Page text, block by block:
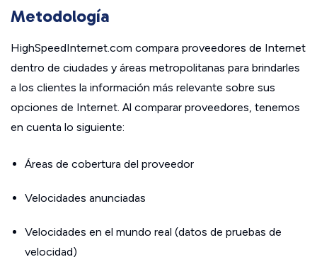
Metodología
HighSpeedInternet.com compara proveedores de Internet
dentro de ciudades y áreas metropolitanas para brindarles
a los clientes la información más relevante sobre sus
opciones de Internet. Al comparar proveedores, tenemos
en cuenta lo siguiente:
Áreas de cobertura del proveedor
Velocidades anunciadas
Velocidades en el mundo real (datos de pruebas de
velocidad)